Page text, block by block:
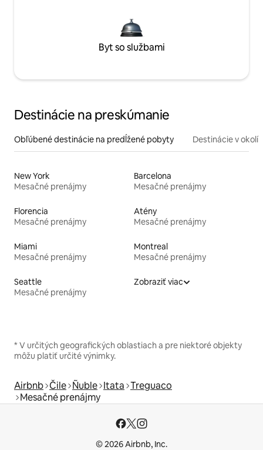
Byt so službami
Destinácie na preskúmanie
Obľúbené destinácie na predĺžené pobyty Destinácie v okolí
New York
Mesačné prenájmy
Barcelona
Mesačné prenájmy
Florencia
Mesačné prenájmy
Atény
Mesačné prenájmy
Miami
Mesačné prenájmy
Montreal
Mesačné prenájmy
Seattle
Mesačné prenájmy
Zobraziť viac
* V určitých geografických oblastiach a pre niektoré objekty
môžu platiť určité výnimky.
Airbnb Čile Ñuble Itata Treguaco
Mesačné prenájmy
© 2026 Airbnb, Inc.